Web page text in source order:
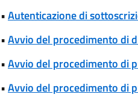
•Autenticazione di
•Avvio del procedimento di
•Avvio del procedimento di
•Avvio del procedimento di